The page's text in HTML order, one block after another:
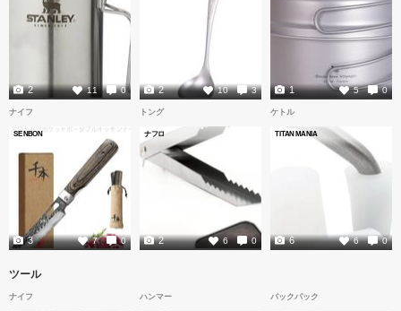
11 0
2 10 3
2 5 0
1
ナイフ
SENBON
7 0
3
トング
ナフロ
6 0
2
ケトル
TITAN MANIA
6 0
6
ツール
ナイフ ハンマー バックパック